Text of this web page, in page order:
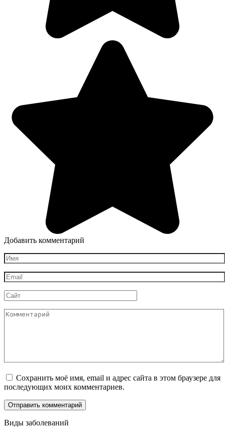
Добавить комментарий
Имя
*
Email
*
Сайт
Комментарий
Сохранить моё имя, email и адрес сайта в этом браузере для
последующих моих комментариев.
Виды заболеваний